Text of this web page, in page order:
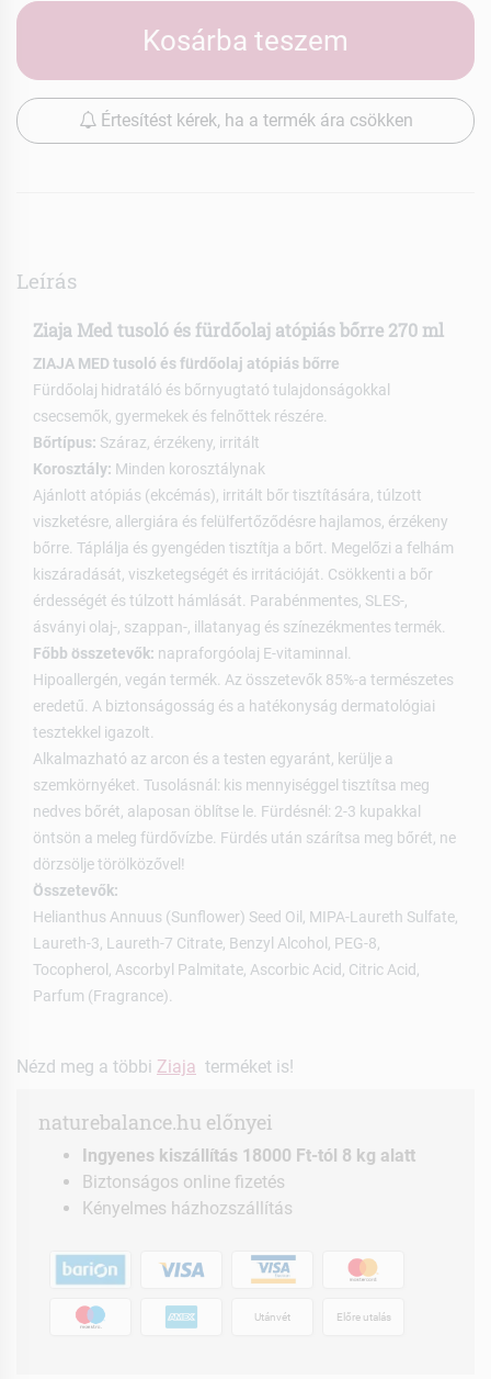
Kosárba teszem
Értesítést kérek, ha a termék ára csökken
Leírás
Ziaja Med tusoló és fürdőolaj atópiás bőrre 270 ml
ZIAJA MED tusoló és fürdőolaj atópiás bőrre
Fürdőolaj hidratáló és bőrnyugtató tulajdonságokkal
csecsemők, gyermekek és felnőttek részére.
Bőrtípus: Száraz, érzékeny, irritált
Korosztály: Minden korosztálynak
Ajánlott atópiás (ekcémás), irritált bőr tisztítására, túlzott
viszketésre, allergiára és felülfertőződésre hajlamos, érzékeny
bőrre. Táplálja és gyengéden tisztítja a bőrt. Megelőzi a felhám
kiszáradását, viszketegségét és irritációját. Csökkenti a bőr
érdességét és túlzott hámlását. Parabénmentes, SLES-,
ásványi olaj-, szappan-, illatanyag és színezékmentes termék.
Főbb összetevők: napraforgóolaj E-vitaminnal.
Hipoallergén, vegán termék. Az összetevők 85%-a természetes
eredetű. A biztonságosság és a hatékonyság dermatológiai
tesztekkel igazolt.
Alkalmazható az arcon és a testen egyaránt, kerülje a
szemkörnyéket. Tusolásnál: kis mennyiséggel tisztítsa meg
nedves bőrét, alaposan öblítse le. Fürdésnél: 2-3 kupakkal
öntsön a meleg fürdővízbe. Fürdés után szárítsa meg bőrét, ne
dörzsölje törölközővel!
Összetevők:
Helianthus Annuus (Sunflower) Seed Oil, MIPA-Laureth Sulfate,
Laureth-3, Laureth-7 Citrate, Benzyl Alcohol, PEG-8,
Tocopherol, Ascorbyl Palmitate, Ascorbic Acid, Citric Acid,
Parfum (Fragrance).
Nézd meg a többi Ziaja terméket is!
naturebalance.hu előnyei
Ingyenes kiszállítás 18000 Ft-tól 8 kg alatt
Biztonságos online fizetés
Kényelmes házhozszállítás
Utánvét Előre utalás